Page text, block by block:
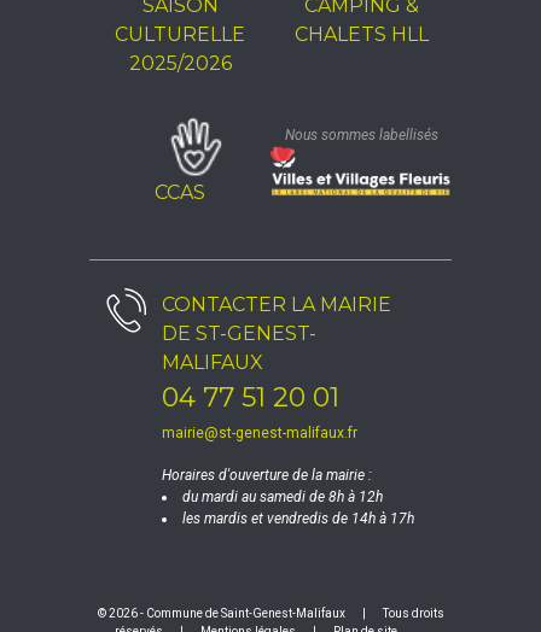
SAISON
CULTURELLE
2025/2026
CAMPING &
CHALETS HLL
CCAS
Nous sommes labellisés
CONTACTER LA MAIRIE
DE ST-GENEST-
MALIFAUX
04 77 51 20 01
mairie@st-genest-malifaux.fr
Horaires d'ouverture de la mairie :
du mardi au samedi de 8h à 12h
les mardis et vendredis de 14h à 17h
© 2026 - Commune de Saint-Genest-Malifaux
Tous droits